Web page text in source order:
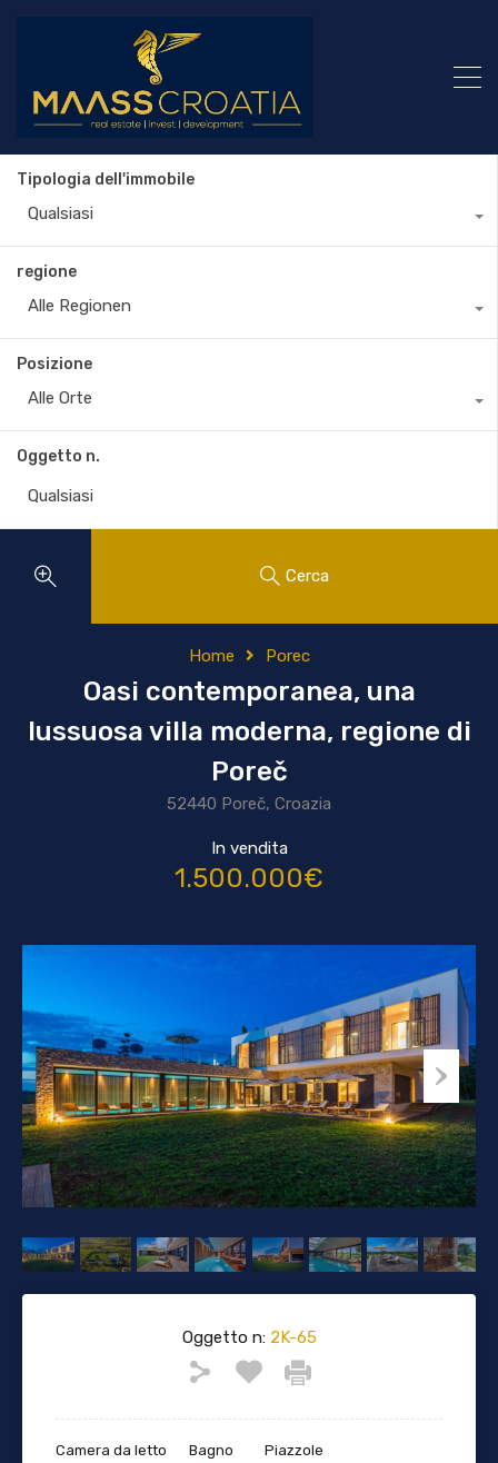
Tipologia dell'immobile
Qualsiasi
regione
Alle Regionen
Posizione
Alle Orte
Oggetto n.
Cerca
Home Porec
Oasi contemporanea, una
lussuosa villa moderna, regione di
Poreč
52440 Poreč, Croazia
In vendita
1.500.000€
Oggetto n:2K-65
Camera da letto Bagno Piazzole